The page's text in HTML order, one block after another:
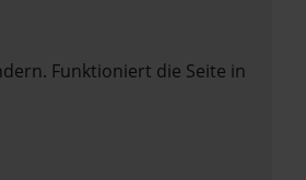
Funktioniert die Seite in